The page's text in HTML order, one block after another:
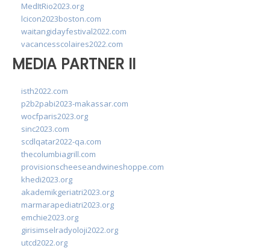
MedItRio2023.org
lcicon2023boston.com
waitangidayfestival2022.com
vacancesscolaires2022.com
MEDIA PARTNER II
isth2022.com
p2b2pabi2023-makassar.com
wocfparis2023.org
sinc2023.com
scdlqatar2022-qa.com
thecolumbiagrill.com
provisionscheeseandwineshoppe.com
khedi2023.org
akademikgeriatri2023.org
marmarapediatri2023.org
emchie2023.org
girisimselradyoloji2022.org
utcd2022.org